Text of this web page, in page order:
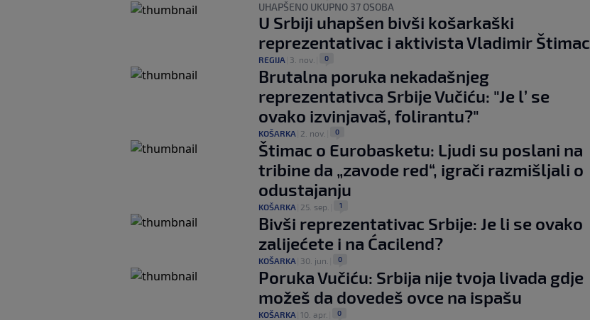
UHAPŠENO UKUPNO 37 OSOBA
U Srbiji uhapšen bivši košarkaški
reprezentativac i aktivista Vladimir Štimac
REGIJA 3. nov. 0
Brutalna poruka nekadašnjeg
reprezentativca Srbije Vučiću: "Je l’ se
ovako izvinjavaš, folirantu?"
KOŠARKA 2. nov. 0
Štimac o Eurobasketu: Ljudi su poslani na
tribine da „zavode red“, igrači razmišljali o
odustajanju
KOŠARKA 25. sep. 1
Bivši reprezentativac Srbije: Je li se ovako
zalijećete i na Ćacilend?
KOŠARKA 30. jun. 0
Poruka Vučiću: Srbija nije tvoja livada gdje
možeš da dovedeš ovce na ispašu
KOŠARKA 10. apr. 0